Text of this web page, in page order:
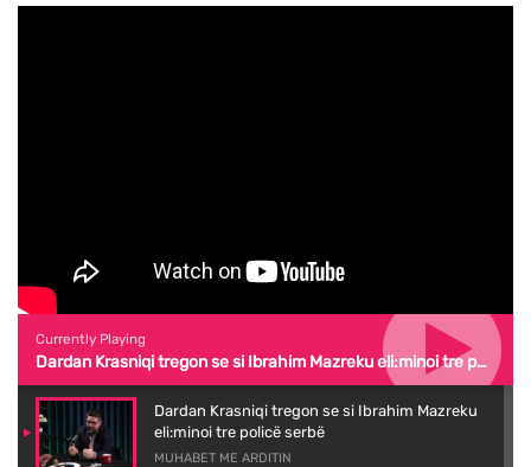
Currently Playing
Dardan Krasniqi tregon se si Ibrahim Mazreku eli:minoi tre policë serbë
Dardan Krasniqi tregon se si Ibrahim Mazreku
eli:minoi tre policë serbë
MUHABET ME ARDITIN